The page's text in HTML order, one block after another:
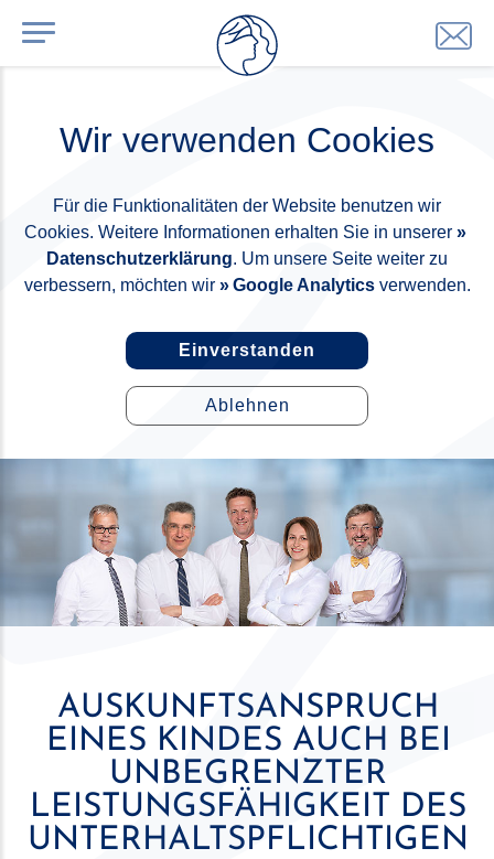
Wir verwenden Cookies
Für die Funktionalitäten der Website benutzen wir
Cookies. Weitere Informationen erhalten Sie in unserer
Datenschutzerklärung. Um unsere Seite weiter zu
verbessern, möchten wir
Google Analyticsverwenden.
Einverstanden
Ablehnen
AUSKUNFTSANSPRUCH
EINES KINDES AUCH BEI
UNBEGRENZTER
LEISTUNGSFÄHIGKEIT DES
UNTERHALTSPFLICHTIGEN